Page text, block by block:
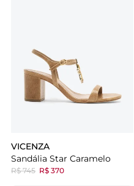
VICENZA
Sandália Star Caramelo
R$ 745 R$ 370